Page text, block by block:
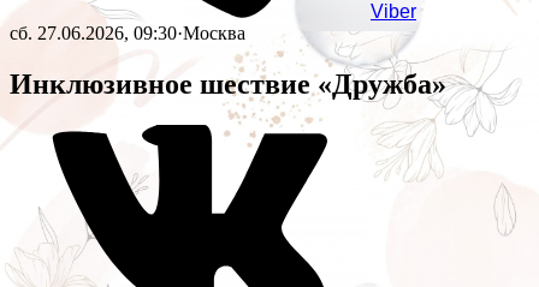
Viber
сб. 27.06.2026, 09:30·Москва
Инклюзивное шествие «Дружба»